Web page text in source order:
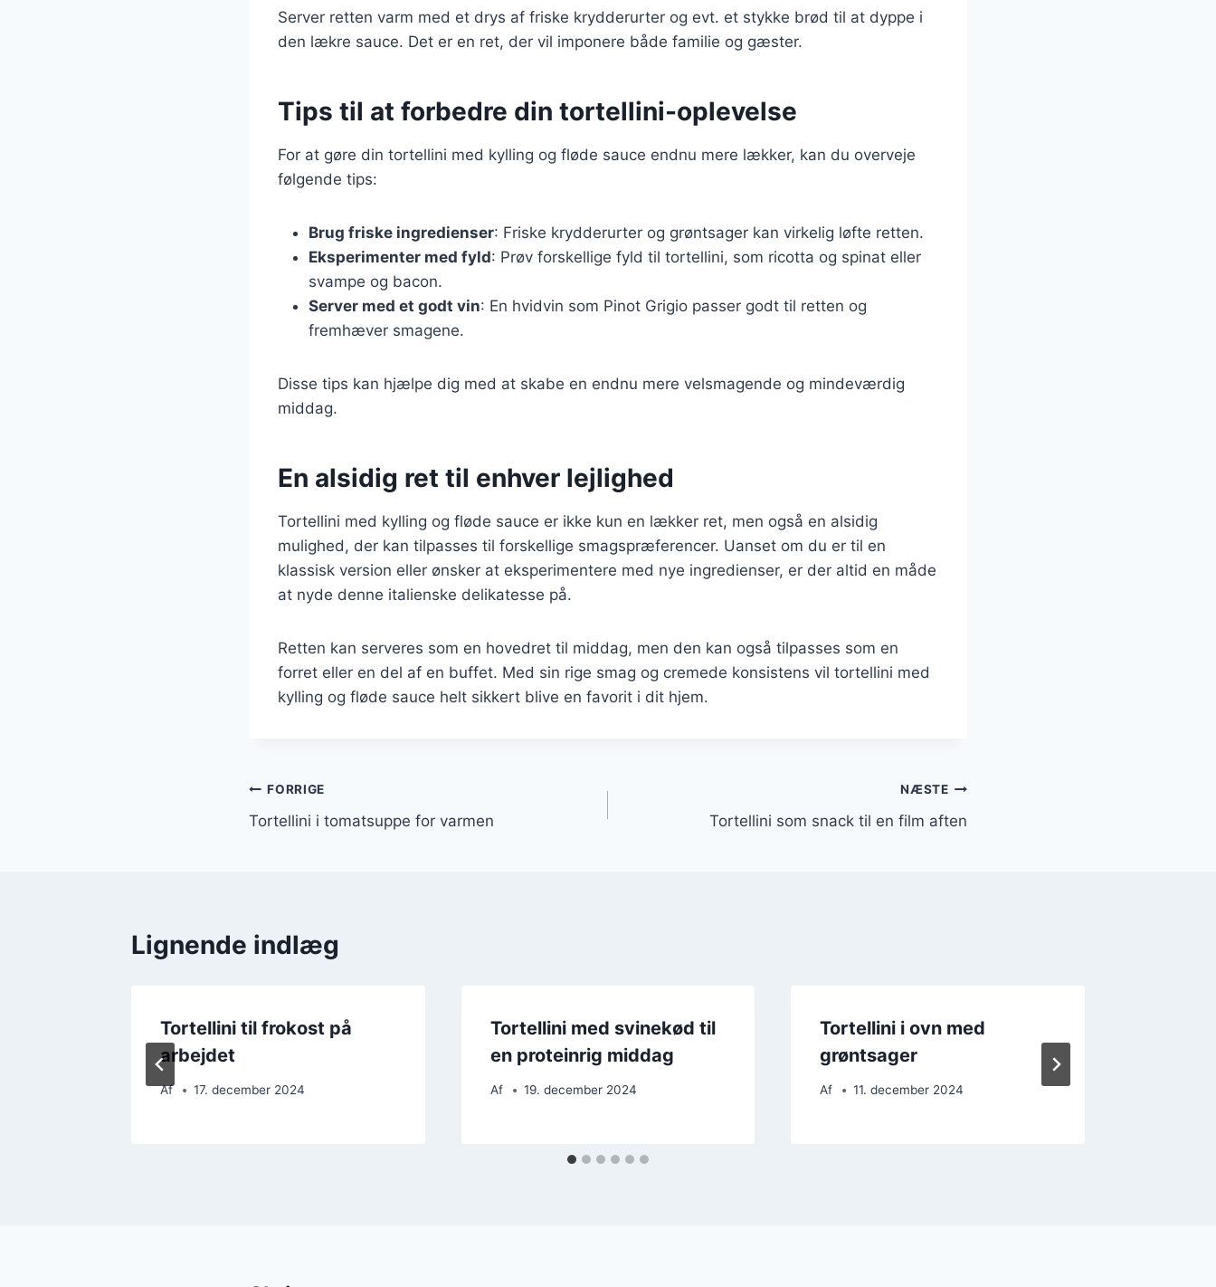
Server retten varm med et drys af friske krydderurter og evt. et stykke brød til at dyppe i
den lækre sauce. Det er en ret, der vil imponere både familie og gæster.
Tips til at forbedre din tortellini-oplevelse
For at gøre din tortellini med kylling og fløde sauce endnu mere lækker, kan du overveje
følgende tips:
Brug friske ingredienser: Friske krydderurter og grøntsager kan virkelig løfte retten.
Eksperimenter med fyld: Prøv forskellige fyld til tortellini, som ricotta og spinat eller
svampe og bacon.
Server med et godt vin: En hvidvin som Pinot Grigio passer godt til retten og
fremhæver smagene.
Disse tips kan hjælpe dig med at skabe en endnu mere velsmagende og mindeværdig
middag.
En alsidig ret til enhver lejlighed
Tortellini med kylling og fløde sauce er ikke kun en lækker ret, men også en alsidig
mulighed, der kan tilpasses til forskellige smagspræferencer. Uanset om du er til en
klassisk version eller ønsker at eksperimentere med nye ingredienser, er der altid en måde
at nyde denne italienske delikatesse på.
Retten kan serveres som en hovedret til middag, men den kan også tilpasses som en
forret eller en del af en buffet. Med sin rige smag og cremede konsistens vil tortellini med
kylling og fløde sauce helt sikkert blive en favorit i dit hjem.
Indlægsnavigation
FORRIGE
Tortellini i tomatsuppe for varmen
NÆSTE
Tortellini som snack til en film aften
Lignende indlæg
Tortellini til frokost på
arbejdet
Af 17. december 2024
Tortellini med svinekød til
en proteinrig middag
Af 19. december 2024
Tortellini i ovn med
grøntsager
Af 11. december 2024